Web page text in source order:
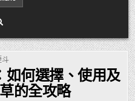
斗
如何選擇、使用及
的全攻略